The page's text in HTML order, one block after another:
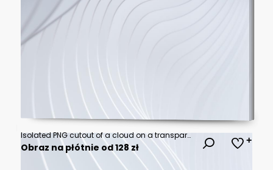
Isolated PNG cutout of a cloud on a transparent background, ideal for photobashing, matte-painting, concept art
Obraz na płótnie od 128 zł